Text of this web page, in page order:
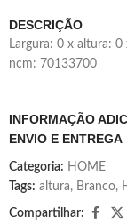
DESCRIÇÃO
largura: 0 x altura:
ncm: 70133700
INFORMAÇÃO
ENVIO E ENTREGA
Categoria: HOME
Tags: altura, Branco,
Compartilhar: